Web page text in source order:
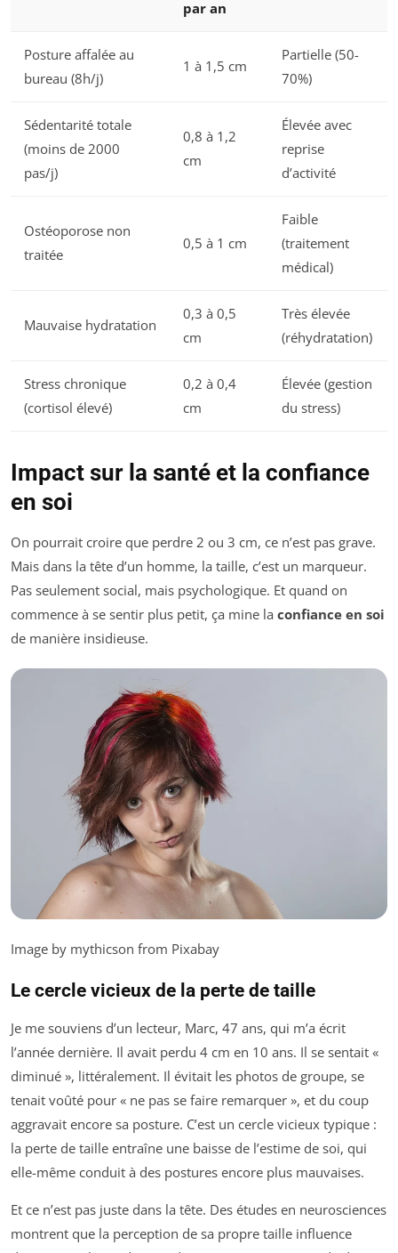
par an
Posture affalée au
bureau (8h/j)
1 à 1,5 cm
Partielle (50-
70%)
Sédentarité totale
(moins de 2000
pas/j)
0,8 à 1,2
cm
Élevée avec
reprise
d’activité
Ostéoporose non
traitée
0,5 à 1 cm
Faible
(traitement
médical)
Mauvaise hydratation
0,3 à 0,5
cm
Très élevée
(réhydratation)
Stress chronique
(cortisol élevé)
0,2 à 0,4
cm
Élevée (gestion
du stress)
Impact sur la santé et la confiance
en soi
On pourrait croire que perdre 2 ou 3 cm, ce n’est pas grave.
Mais dans la tête d’un homme, la taille, c’est un marqueur.
Pas seulement social, mais psychologique. Et quand on
commence à se sentir plus petit, ça mine la confiance en soi
de manière insidieuse.
Image by mythicson from Pixabay
Le cercle vicieux de la perte de taille
Je me souviens d’un lecteur, Marc, 47 ans, qui m’a écrit
l’année dernière. Il avait perdu 4 cm en 10 ans. Il se sentait «
diminué », littéralement. Il évitait les photos de groupe, se
tenait voûté pour « ne pas se faire remarquer », et du coup
aggravait encore sa posture. C’est un cercle vicieux typique :
la perte de taille entraîne une baisse de l’estime de soi, qui
elle-même conduit à des postures encore plus mauvaises.
Et ce n’est pas juste dans la tête. Des études en neurosciences
montrent que la perception de sa propre taille influence